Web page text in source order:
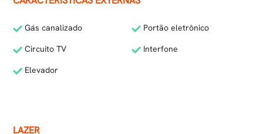
Gás canalizado
Portão eletrônico
Circuito TV
Interfone
Elevador
LAZER